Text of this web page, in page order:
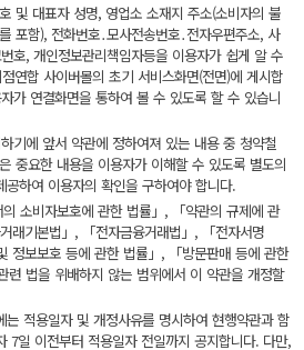
및 대표자 성명, 영업소 소재지 주소(소비자의 불
포함), 전화번호․모사전송번호․전자우편주소, 사
호, 개인정보관리책임자등을 이용자가 쉽게 알 수
연합 사이버몰의 초기 서비스화면(전면)에 게시합
가 연결화면을 통하여 볼 수 있도록 할 수 있습니
기에 앞서 약관에 정하여져 있는 내용 중 청약철
중요한 내용을 이용자가 이해할 수 있도록 별도의
하여 이용자의 확인을 구하여야 합니다.
소비자보호에 관한 법률」, 「약관의 규제에 관
래기본법」, 「전자금융거래법」, 「전자서명
정보보호 등에 관한 법률」, 「방문판매 등에 관한
련 법을 위배하지 않는 범위에서 이 약관을 개정할
적용일자 및 개정사유를 명시하여 현행약관과 함
7일 이전부터 적용일자 전일까지 공지합니다. 다만,